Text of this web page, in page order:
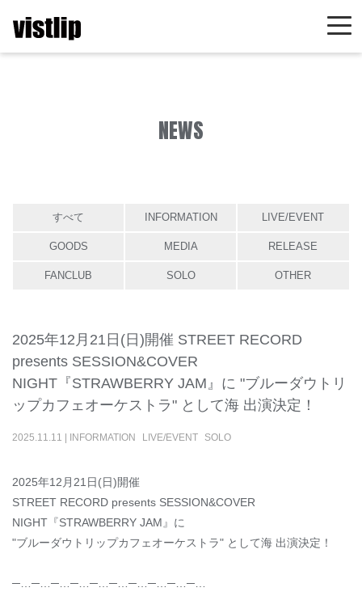
NEWS
すべて INFORMATION LIVE/EVENT
GOODS MEDIA RELEASE
FANCLUB SOLO OTHER
2025年12月21日(日)開催 STREET RECORD
presents SESSION&COVER
NIGHT『STRAWBERRY JAM』に "ブルーダウトリ
ップカフェオーケストラ" として海 出演決定！
2025.11.11 INFORMATION LIVE/EVENT SOLO
2025年12月21日(日)開催
STREET RECORD presents SESSION&COVER
NIGHT『STRAWBERRY JAM』に
"ブルーダウトリップカフェオーケストラ" として海 出演決定！
─…─…─…─…─…─…─…─…─…─…